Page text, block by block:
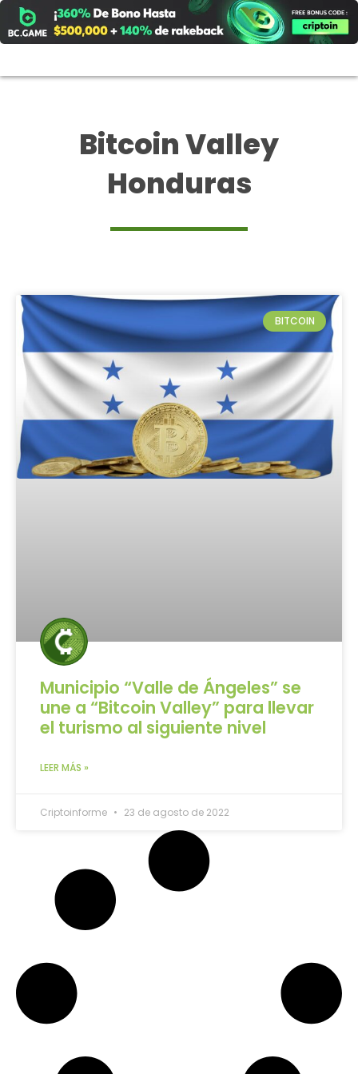
al
contenido
Bitcoin Valley
Honduras
BITCOIN
Municipio “Valle de Ángeles” se
une a “Bitcoin Valley” para llevar
el turismo al siguiente nivel
LEER MÁS »
Criptoinforme 23 de agosto de 2022